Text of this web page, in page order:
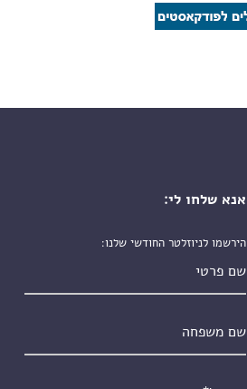
אנא שלחו לי:
הירשמו לניוזלטר החודשי שלנו: